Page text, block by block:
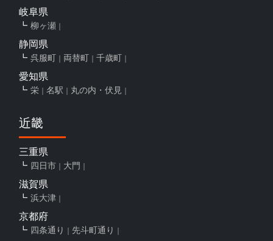
岐阜県
柳ヶ瀬
静岡県
呉服町 両替町 千歳町
愛知県
栄 名駅 丸の内・伏見
近畿
三重県
四日市 大門
滋賀県
浜大津
京都府
四条通り 先斗町通り